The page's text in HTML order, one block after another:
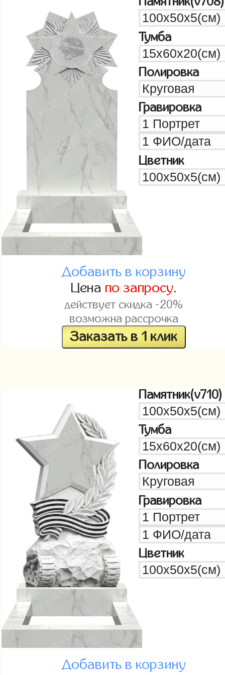
Тумба
Полировка
Гравировка
Цветник
Добавить в корзину
Цена по запросу.
действует скидка -20%
возможна рассрочка
Заказать в 1 клик
Памятник(v710)
Тумба
Полировка
Гравировка
Цветник
Добавить в корзину